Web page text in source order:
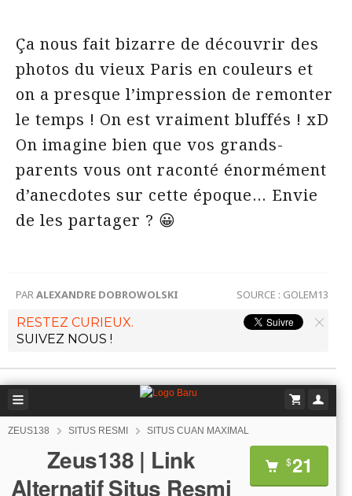
Ça nous fait bizarre de découvrir des
photos du vieux Paris en couleurs et
on a presque l’impression de remonter
le temps ! On est vraiment bluffés ! xD
On imagine bien que vos grands-
parents vous ont raconté énormément
d’anecdotes sur cette époque… Envie
de les partager ? 😀
SOURCE : GOLEM13
PARALEXANDRE DOBROWOLSKI
RESTEZ CURIEUX.
SUIVEZ NOUS !
ZEUS138 SITUS RESMI SITUS CUAN MAXIMAL
Zeus138 | Link
Alternatif Situs Resmi
$21